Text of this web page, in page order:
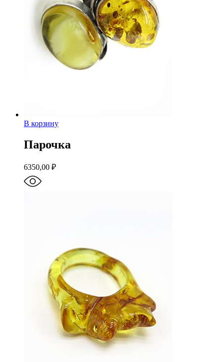
В корзину
Парочка
6350,00 ₽